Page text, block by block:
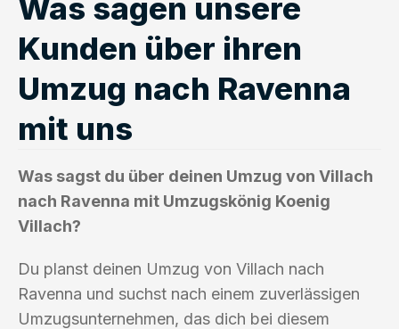
Was sagen unsere
Kunden über ihren
Umzug nach Ravenna
mit uns
Was sagst du über deinen Umzug von Villach
nach Ravenna mit Umzugskönig Koenig
Villach?
Du planst deinen Umzug von Villach nach
Ravenna und suchst nach einem zuverlässigen
Umzugsunternehmen, das dich bei diesem